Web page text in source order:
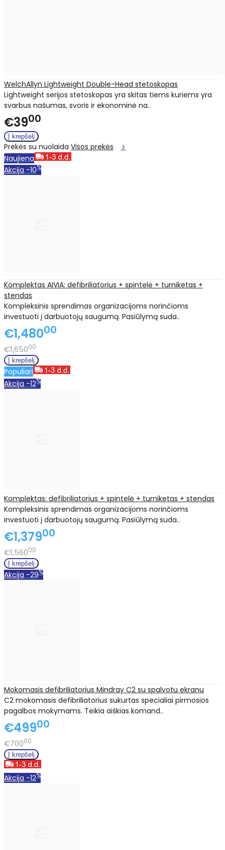
WelchAllyn Lightweight Double-Head stetoskopas
Lightweight serijos stetoskopas yra skitas tiems kuriems yra
svarbus našumas, svoris ir ekonominė na..
€3900
Prekės su nuolaida Visos prekės
Naujiena
Akcija -10%
Komplektas AIVIA: defibriliatorius + spintelė + turniketas +
stendas
Kompleksinis sprendimas organizacijoms norinčioms
investuoti į darbuotojų saugumą. Pasiūlymą suda..
€1,48000
€1,65000
Populiari
Akcija -12%
Komplektas: defibriliatorius + spintelė + turniketas + stendas
Kompleksinis sprendimas organizacijoms norinčioms
investuoti į darbuotojų saugumą. Pasiūlymą suda..
€1,37900
€1,56000
Akcija -29%
Mokomasis defibriliatorius Mindray C2 su spalvotu ekranu
C2 mokomasis defibriliatorius sukurtas specialiai pirmosios
pagalbos mokymams. Teikia aiškias komand..
€49900
€70000
Akcija -12%